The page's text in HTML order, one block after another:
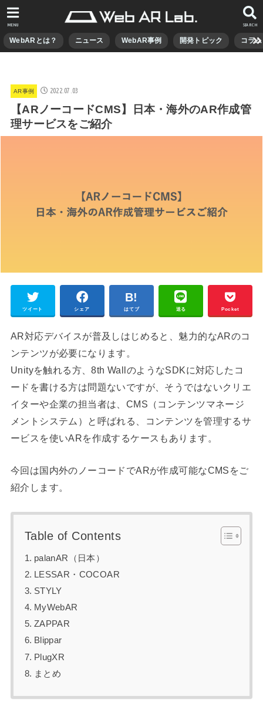
WebARとは？ ニュース WebAR事例 開発トピック コラム
SEARCH
MENU
AR事例 2022.07.03
【ARノーコードCMS】日本・海外のAR作成管
理サービスをご紹介
ツイート シェア はてブ 送る Pocket
AR対応デバイスが普及しはじめると、魅力的なARのコ
ンテンツが必要になります。
Unityを触れる方、8th WallのようなSDKに対応したコ
ードを書ける方は問題ないですが、そうではないクリエ
イターや企業の担当者は、CMS（コンテンツマネージ
メントシステム）と呼ばれる、コンテンツを管理するサ
ービスを使いARを作成するケースもあります。
今回は国内外のノーコードでARが作成可能なCMSをご
紹介します。
Table of Contents
palanAR（日本）
LESSAR・COCOAR
STYLY
MyWebAR
ZAPPAR
Blippar
PlugXR
まとめ